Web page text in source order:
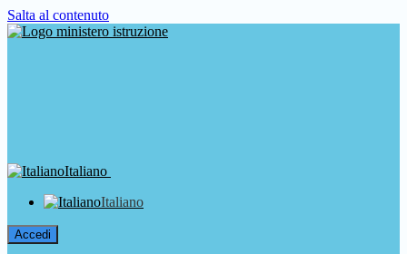
Salta al contenuto
Italiano
Italiano
Accedi